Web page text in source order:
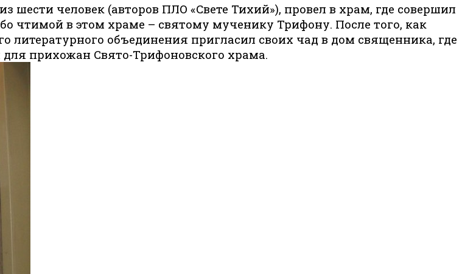
шести человек (авторов ПЛО «Свете Тихий»), провел в храм, где совершил
чтимой в этом храме – святому мученику Трифону. После того, как
литературного объединения пригласил своих чад в дом священника, где
прихожан Свято-Трифоновского храма.